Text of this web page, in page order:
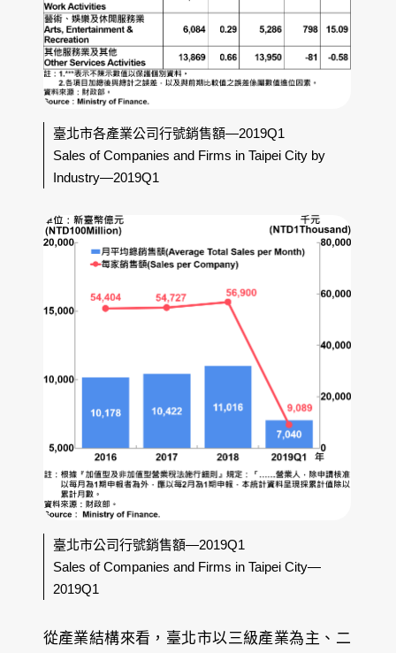
臺北市各產業公司行號銷售額—2019Q1
Sales of Companies and Firms in Taipei City by
Industry—2019Q1
臺北市公司行號銷售額—2019Q1
Sales of Companies and Firms in Taipei City—
2019Q1
從產業結構來看，臺北市以三級產業為主、二